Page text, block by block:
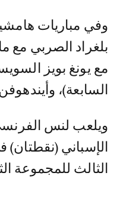
وفي مباريات
بلغراد الصربي مع
مع يونغ بويز
السابعة)،
الإسباني
الثالث للمجموعة